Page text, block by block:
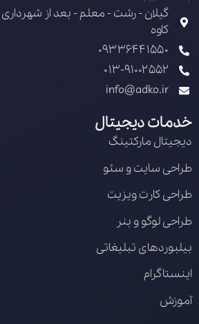
کاوه
09336441550
013-91002552
info@adko.ir
خدمات دیجیتال
دیجیتال مارکتینگ
طراحی سایت و سئو
طراحی کارت ویزیت
طراحی لوگو و بنر
بیلبوردهای تبلیغاتی
اینستاگرام
آموزش